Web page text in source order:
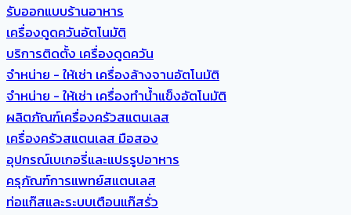
รับออกแบบร้านอาหาร
เครื่องดูดควันอัตโนมัติ
บริการติดตั้ง เครื่องดูดควัน
จำหน่าย - ให้เช่า เครื่องล้างจานอัตโนมัติ
จำหน่าย - ให้เช่า เครื่องทำน้ำแข็งอัตโนมัติ
ผลิตภัณฑ์เครื่องครัวสแตนเลส
เครื่องครัวสแตนเลส มือสอง
อุปกรณ์เบเกอรี่และแปรรูปอาหาร
ครุภัณฑ์การแพทย์สแตนเลส
ท่อแก๊สและระบบเตือนแก๊สรั่ว